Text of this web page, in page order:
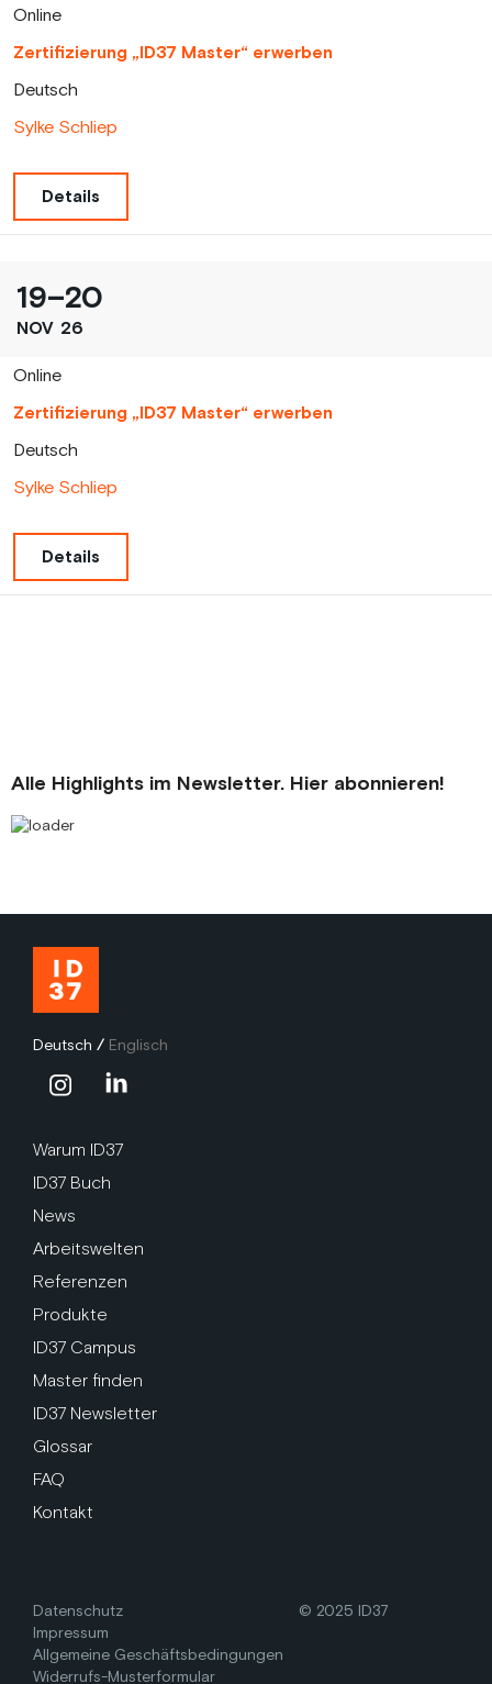
Online
Zertifizierung „ID37 Master“ erwerben
Deutsch
Sylke Schliep
Details
19–20
NOV 26
Online
Zertifizierung „ID37 Master“ erwerben
Deutsch
Sylke Schliep
Details
Alle Highlights im Newsletter. Hier abonnieren!
Deutsch / Englisch
Warum ID37
ID37 Buch
News
Arbeitswelten
Referenzen
Produkte
ID37 Campus
Master finden
ID37 Newsletter
Glossar
FAQ
Kontakt
Datenschutz
Impressum
Allgemeine Geschäftsbedingungen
Widerrufs-Musterformular
© 2025 ID37